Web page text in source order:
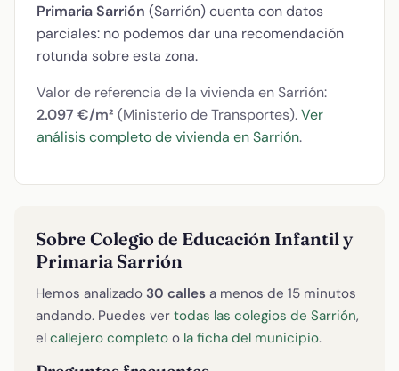
Primaria Sarrión (Sarrión) cuenta con datos
parciales: no podemos dar una recomendación
rotunda sobre esta zona.
Valor de referencia de la vivienda en Sarrión:
2.097 €/m² (Ministerio de Transportes).Ver
análisis completo de vivienda en Sarrión.
Sobre Colegio de Educación Infantil y
Primaria Sarrión
Hemos analizado 30 calles a menos de 15 minutos
andando. Puedes ver todas las colegios de Sarrión,
el callejero completo o la ficha del municipio.